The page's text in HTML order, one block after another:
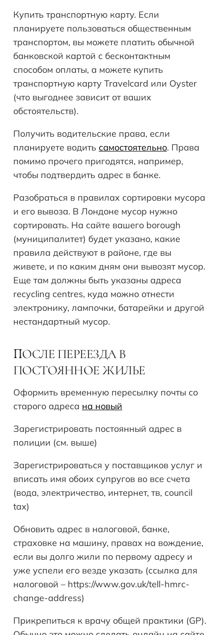
Купить транспортную карту. Если
планируете пользоваться общественным
транспортом, вы можете платить обычной
банковской картой с бесконтактным
способом оплаты, а можете купить
транспортную карту Travelcard или Oyster
(что выгоднее зависит от ваших
обстоятельств).
Получить водительские права, если
планируете водить самостоятельно. Права
помимо прочего пригодятся, например,
чтобы подтвердить адрес в банке.
Разобраться в правилах сортировки мусора
и его вывоза. В Лондоне мусор нужно
сортировать. На сайте вашего borough
(муниципалитет) будет указано, какие
правила действуют в районе, где вы
живете, и по каким дням они вывозят мусор.
Еще там должны быть указаны адреса
recycling centres, куда можно отнести
электронику, лампочки, батарейки и другой
нестандартный мусор.
ПОСЛЕ ПЕРЕЕЗДА В
ПОСТОЯННОЕ ЖИЛЬЕ
Оформить временную пересылку почты со
старого адреса на новый
Зарегистрировать постоянный адрес в
полиции (см. выше)
Зарегистрироваться у поставщиков услуг и
вписать имя обоих супругов во все счета
(вода, электричество, интернет, тв, council
tax)
Обновить адрес в налоговой, банке,
страховке на машину, правах на вождение,
если вы долго жили по первому адресу и
уже успели его везде указать (ссылка для
налоговой – https://www.gov.uk/tell-hmrc-
change-address)
Прикрепиться к врачу общей практики (GP).